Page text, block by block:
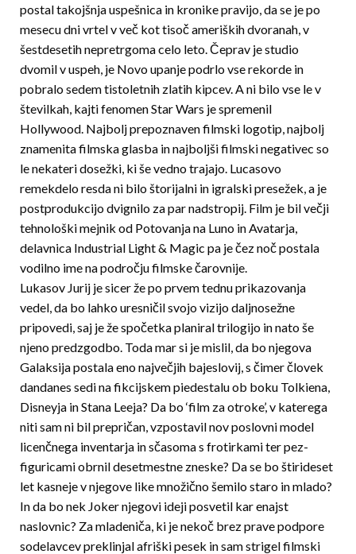
postal takojš­nja uspešnica in kronike pravijo, da se je po
mesecu dni vrtel v več kot tisoč ameriških dvoranah, v
šest­desetih nepretrgoma celo leto. Čeprav je studio
dvomil v uspeh, je Novo upanje podrlo vse rekorde in
pobralo sedem tistoletnih zlatih kipcev. A ni bilo vse le v
številkah, kajti fenomen Star Wars je spremenil
Hollywood. Najbolj prepoznaven filmski logotip, najbolj
znamenita filmska glasba in najboljši filmski negativec so
le nekateri dosežki, ki še vedno trajajo. Lucasovo
remekdelo resda ni bilo štorijalni in ig­ralski presežek, a je
postprodukcijo dvignilo za par nadstropij. Film je bil večji
tehnološki mejnik od Poto­vanja na Luno in Avatarja,
delavnica Industrial Light & Magic pa je čez noč postala
vodilno ime na področju filmske čarovnije.
Lukasov Jurij je sicer že po prvem tednu prikazovanja
vedel, da bo lahko uresničil svojo vizijo daljnosežne
pripovedi, saj je že spočetka planiral trilogijo in nato še
njeno predzgodbo. Toda mar si je mis­lil, da bo njegova
Galaksija postala eno največjih bajeslovij, s čimer človek
dandanes sedi na fikcijskem piedestalu ob boku Tolkiena,
Disneyja in Stana Leeja? Da bo ‘film za otroke’, v katerega
niti sam ni bil prepričan, vzpostavil nov poslovni model
licenčnega inventarja in sčasoma s frotirkami ter pez-
figuricami obrnil desetmestne zneske? Da se bo štirideset
let kasneje v njegove like množično šemilo staro in mlado?
In da bo nek Joker njegovi ideji posvetil kar enajst
naslovnic? Za mladeniča, ki je nekoč brez prave podpore
sodelavcev preklinjal afriški pesek in sam strigel filmski